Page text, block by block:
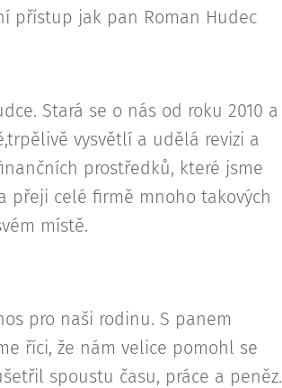
přístup jak pan Roman Hudec
Stará se o nás od roku 2010 a
vysvětlí a udělá revizi a
prostředků, které jsme
přeji celé firmě mnoho takových
místě.
pro naši rodinu. S panem
říci, že nám velice pomohl se
spoustu času, práce a peněz.